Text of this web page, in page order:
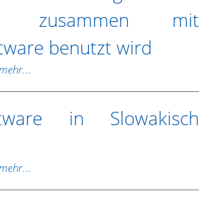
zusammen mit
benutzt wird
in Slowakisch